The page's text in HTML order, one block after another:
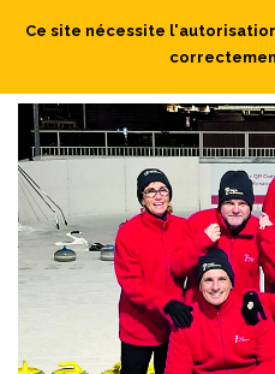
Ce site nécessite